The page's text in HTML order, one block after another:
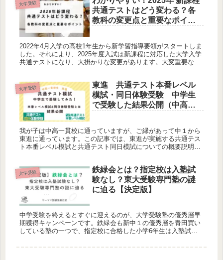
大学受験
共通テストはどう変わる？各
教科の変更点と重要なポイン
2022年4月入学の高校1年生から新学習指導要領がスタートしま
した。それにより、2025年度入試は新課程に対応した大学入学
共通テストになり、大掛かりな変更があります。大変重要な変
大学受験
東進 共通テスト本番レベル
模試・同日体験受験 中学生
で受験した結果公開（中高一
我が子は中高一貫校に通っていますが、ご縁があって中１から
東進に通っています。この記事では、東進が実施する共通テス
ト本番レベル模試と共通テスト同日模試についての概要説明、
大学受験
鉄緑会とは？指定校は入塾試
験なし？東大受験専門塾の謎
に迫る【決定版】
中学受験を終えるとすぐに迎えるのが、大学受験塾の優秀層早
期獲得キャンペーンです。鉄緑会も新中１の優秀層を青田買い
している塾の一つで、指定校に合格した小学6年生は入塾試験